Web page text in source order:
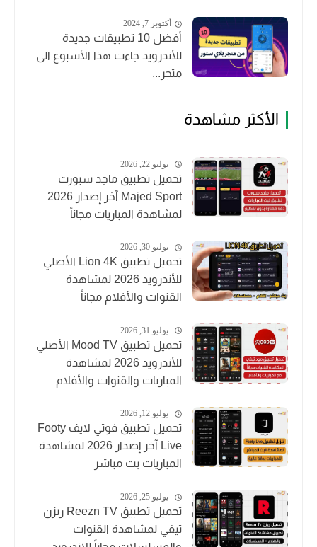
أكتوبر 7, 2024
أفضل 10 تطبيقات جديدة
للأندرويد جاءت هذا الأسبوع الى
متجر...
الأكثر مشاهدة
يوليو 22, 2026
تحميل تطبيق ماجد سبورت
Majed Sport آخر إصدار 2026
لمشاهدة المباريات مجاناً
يوليو 30, 2026
تحميل تطبيق Lion 4K الأصلي
للأندرويد 2026 لمشاهدة
القنوات والأفلام مجاناً
يوليو 31, 2026
تحميل تطبيق Mood TV الأصلي
للأندرويد 2026 لمشاهدة
المباريات والقنوات والأفلام
يوليو 12, 2026
تحميل تطبيق فوتي لايف Footy
Live آخر إصدار 2026 لمشاهدة
المباريات بث مباشر
يوليو 25, 2026
تحميل تطبيق Reezn TV ريزن
تيفي لمشاهدة القنوات